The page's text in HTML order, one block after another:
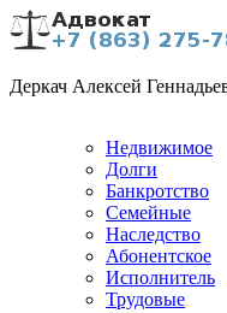
Деркач Алексей
Недвижимое
Долги
Банкротство
Семейные
Наследство
Абонентское
Исполнитель
Трудовые